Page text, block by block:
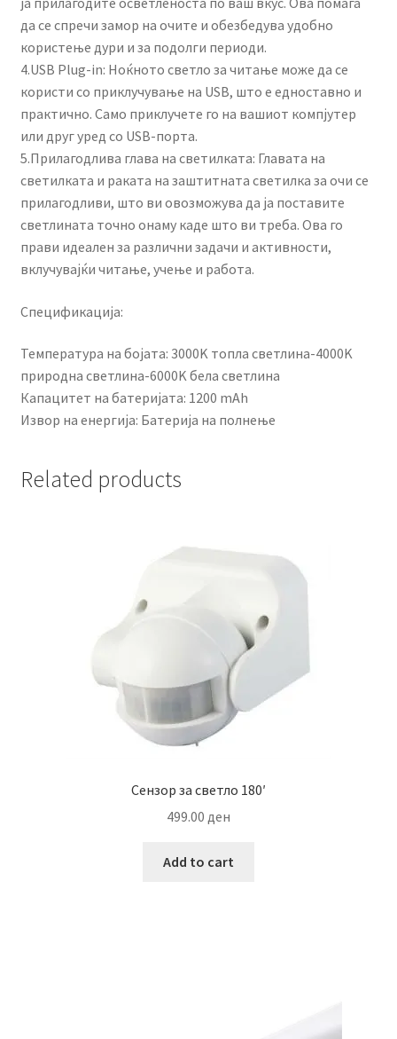
да се спречи замор на очите и обезбедува удобно
користење дури и за подолги периоди.
4.USB Plug-in: Ноќното светло за читање може да се
користи со приклучување на USB, што е едноставно и
практично. Само приклучете го на вашиот компјутер
или друг уред со USB-порта.
5.Прилагодлива глава на светилката: Главата на
светилката и раката на заштитната светилка за очи се
прилагодливи, што ви овозможува да ја поставите
светлината точно онаму каде што ви треба. Ова го
прави идеален за различни задачи и активности,
вклучувајќи читање, учење и работа.
Спецификација:
Температура на бојата: 3000K топла светлина-4000K
природна светлина-6000K бела светлина
Капацитет на батеријата: 1200 mAh
Извор на енергија: Батерија на полнење
Related products
Сензор за светло 180′
499.00 ден
Add to cart